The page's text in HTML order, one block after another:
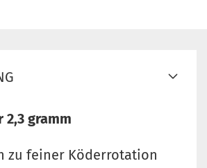
gramm
zu feiner Köderrotation